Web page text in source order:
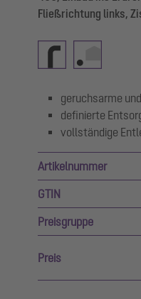
Fließrichtung links,
geruchsarme
definierte
vollständige
Artikelnummer
GTIN
Preisgruppe
Preis